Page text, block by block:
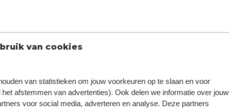
van cookies
van statistieken om jouw voorkeuren op te slaan en voor
afstemmen van advertenties). Ook delen we informatie over jouw
voor social media, adverteren en analyse. Deze partners